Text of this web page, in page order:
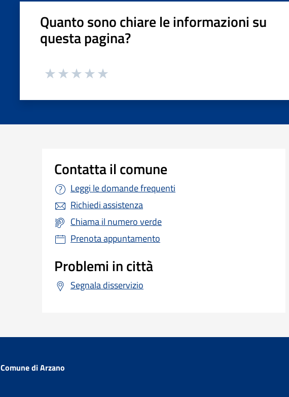
Quanto sono chiare le informazioni su
questa pagina?
Contatta il comune
Leggi le domande frequenti
Richiedi assistenza
Chiama il numero verde
Prenota appuntamento
Problemi in città
Segnala disservizio
Comune di Arzano